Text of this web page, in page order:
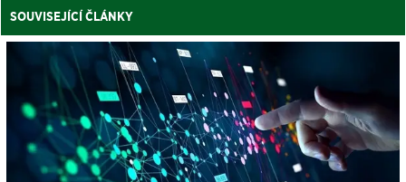
SOUVISEJÍCÍ ČLÁNKY